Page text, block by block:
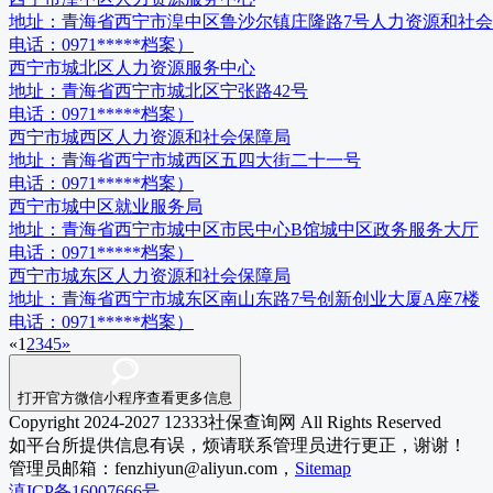
地址： 青海省西宁市湟中区鲁沙尔镇庄隆路7号人力资源和社
电话： 0971*****档案）
西宁市城北区人力资源服务中心
地址： 青海省西宁市城北区宁张路42号
电话： 0971*****档案）
西宁市城西区人力资源和社会保障局
地址： 青海省西宁市城西区五四大街二十一号
电话： 0971*****档案）
西宁市城中区就业服务局
地址： 青海省西宁市城中区市民中心B馆城中区政务服务大厅
电话： 0971*****档案）
西宁市城东区人力资源和社会保障局
地址： 青海省西宁市城东区南山东路7号创新创业大厦A座7楼
电话： 0971*****档案）
«1 2345»
打开官方微信小程序查看更多信息
Copyright 2024-2027 12333社保查询网 All Rights Reserved
如平台所提供信息有误，烦请联系管理员进行更正，谢谢！
管理员邮箱：fenzhiyun@aliyun.com， Sitemap